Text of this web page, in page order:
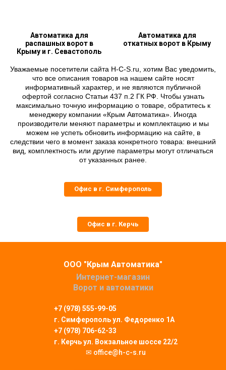
Автоматика для
распашных ворот в
Крыму и г. Севастополь
Автоматика для
откатных ворот в Крыму
Уважаемые посетители сайта H-C-S.ru, хотим Вас уведомить,
что все описания товаров на нашем сайте носят
информативный характер, и не являются публичной
офертой согласно Статьи 437 п.2 ГК РФ. Чтобы узнать
максимально точную информацию о товаре, обратитесь к
менеджеру компании «Крым Автоматика». Иногда
производители меняют параметры и комплектацию и мы
можем не успеть обновить информацию на сайте, в
следствии чего в момент заказа конкретного товара: внешний
вид, комплектность или другие параметры могут отличаться
от указанных ранее.
Офис в г. Симферополь
Офис в г. Керчь
ООО "Крым Автоматика"
Интернет-магазин
Ворот и автоматики
+7 (978) 555-99-05
г. Симферопольул. Федоренко 1А
+7 (978) 706-62-33
г. Керчь ул. Вокзальное шоссе 22/2
✉ office@h-c-s.ru